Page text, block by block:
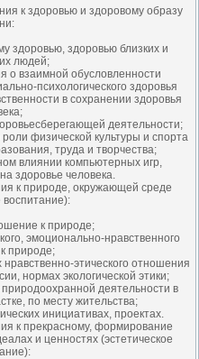
к здоровью и здоровому образу
здоровью, здоровью близких и
людей;
взаимной обусловленности
психологического здоровья
в сохранении здоровья
деятельности;
физической культуры и спорта
труда и творчества;
влиянии компьютерных игр,
здоровье человека.
к природе, окружающей среде
воспитание):
к природе;
эмоционально-нравственного
природе;
этического отношения
нормах экологической этики;
деятельности в
по месту жительства;
инициативах, проектах.
к прекрасному, формирование
и ценностях (эстетическое